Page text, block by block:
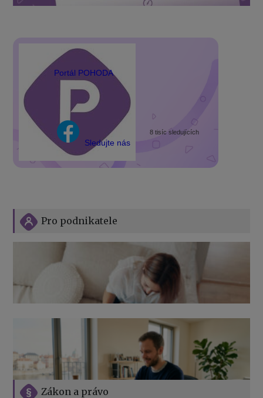
Portál POHODA
Sledujte nás
8 tisíc sledujících
Zákon a právo
Pro podnikatele